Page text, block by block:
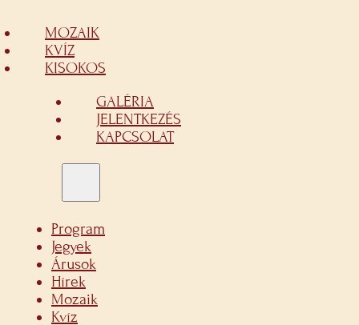
MOZAIK
KVÍZ
KISOKOS
GALÉRIA
JELENTKEZÉS
KAPCSOLAT
Program
Jegyek
Árusok
Hírek
Mozaik
Kvíz